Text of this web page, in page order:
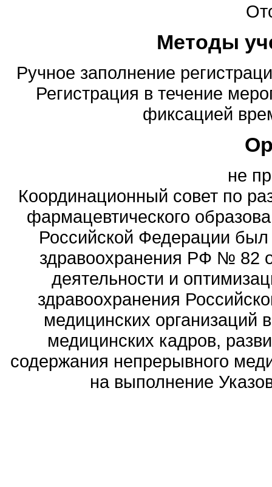
Методы
Ручное заполнение
Регистрация в течение
фиксацией
не
Координационный совет по
фармацевтического
Российской Федерации
здравоохранения РФ № 82
деятельности и
здравоохранения
медицинских
медицинских кадров,
содержания непрерывного
на выполнение